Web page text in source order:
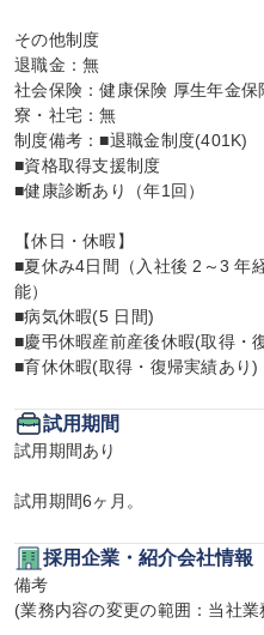
その他制度
退職金：無
社会保険：健康保険 厚生年金
寮・社宅：無
制度備考：■退職金制度(401K)
■資格取得支援制度
■健康診断あり（年1回）
【休日・休暇】
■夏休み4日間（入社後 2～3 年
能）
■病気休暇(5 日間)
■慶弔休暇産前産後休暇(取得・
■育休休暇(取得・復帰実績あり)
試用期間
試用期間あり
試用期間6ヶ月。
採用企業・紹介会社情報
備考
(業務内容の変更の範囲：当社業